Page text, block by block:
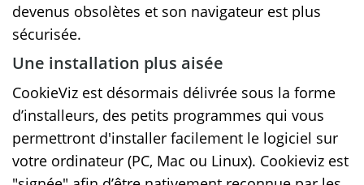
devenus obsolètes et son navigateur est plus
sécurisée.
Une installation plus aisée
CookieViz est désormais délivrée sous la forme
d’installeurs, des petits programmes qui vous
permettront d'installer facilement le logiciel sur
votre ordinateur (PC, Mac ou Linux). Cookieviz est